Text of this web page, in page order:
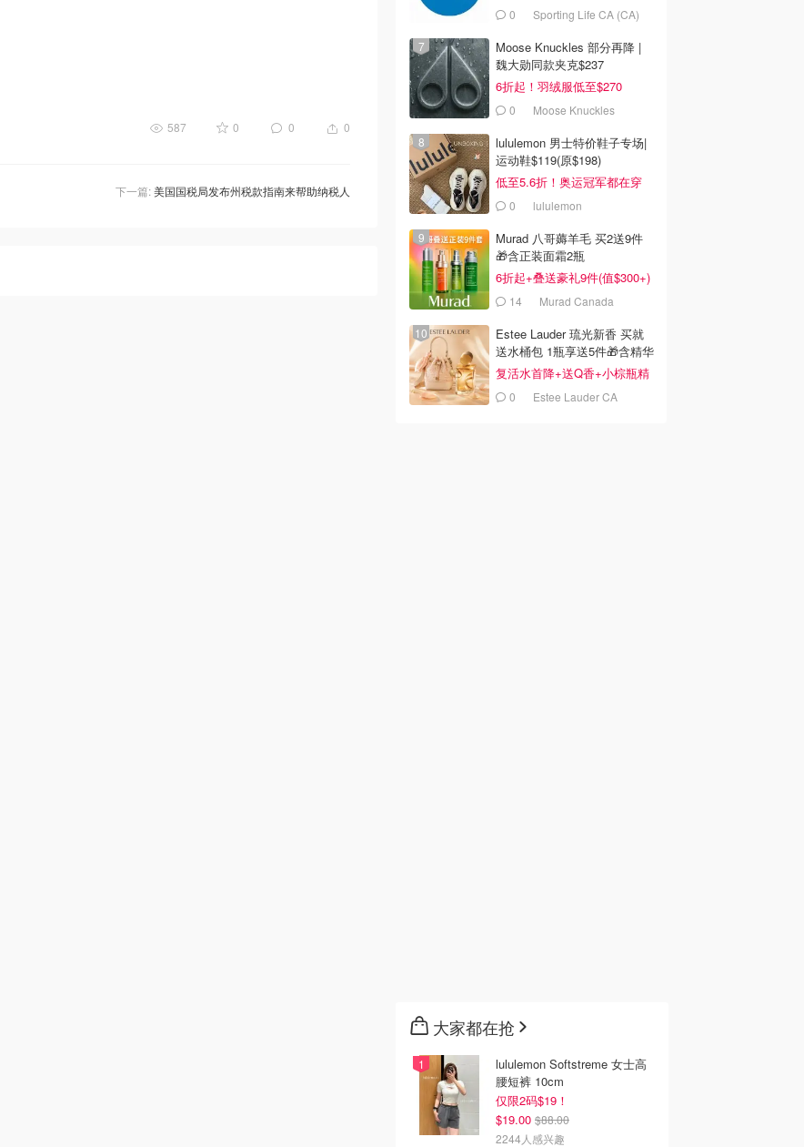
587 0 0 0
下一篇:美国国税局发布州税款指南来帮助纳税人
0 Sporting Life CA (CA)
Moose Knuckles 部分再降 |
魏大勋同款夹克$237
6折起！羽绒服低至$270
0 Moose Knuckles
lululemon 男士特价鞋子专场|
运动鞋$119(原$198)
低至5.6折！奥运冠军都在穿
0 lululemon
Murad 八哥薅羊毛 买2送9件
🎁含正装面霜2瓶
6折起+叠送豪礼9件(值$300+)
14 Murad Canada
Estee Lauder 琉光新香 买就
送水桶包 1瓶享送5件🎁含精华
14ml
复活水首降+送Q香+小棕瓶精
华 0 Estee Lauder CA
大家都在抢
lululemon Softstreme 女士高
腰短裤 10cm
仅限2码$19！
$19.00 $88.00
2244人感兴趣